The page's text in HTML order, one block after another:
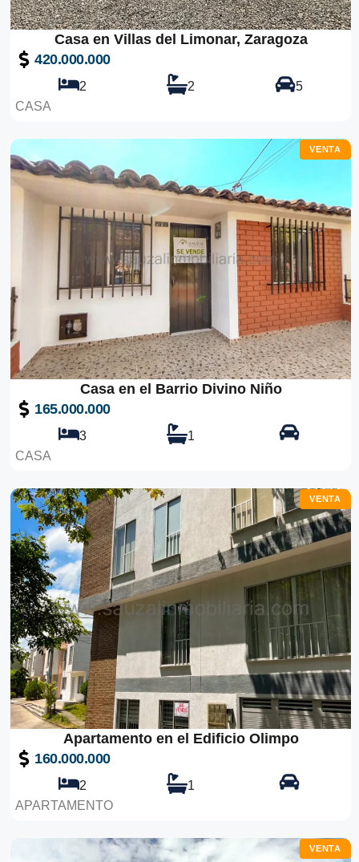
Casa en Villas del Limonar, Zaragoza
420.000.000
2 2
5
CASA
VENTA
Casa en el Barrio Divino Niño
165.000.000
3
1
CASA
VENTA
Apartamento en el Edificio Olimpo
160.000.000
2
1
APARTAMENTO
VENTA